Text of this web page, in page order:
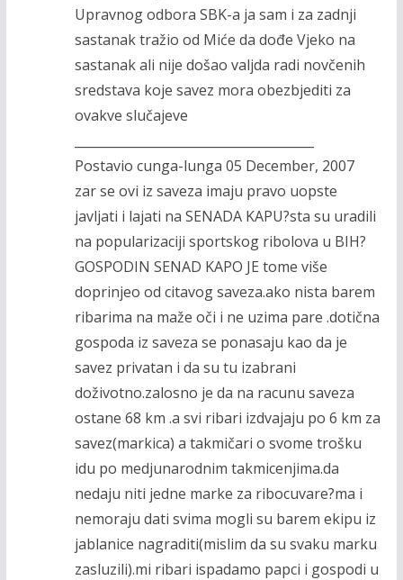
Upravnog odbora SBK-a ja sam i za zadnji
sastanak tražio od Miće da dođe Vjeko na
sastanak ali nije došao valjda radi novčenih
sredstava koje savez mora obezbjediti za
ovakve slučajeve
Postavio cunga-lunga 05 December, 2007
zar se ovi iz saveza imaju pravo uopste
javljati i lajati na SENADA KAPU?sta su uradili
na popularizaciji sportskog ribolova u BIH?
GOSPODIN SENAD KAPO JE tome više
doprinjeo od citavog saveza.ako nista barem
ribarima na maže oči i ne uzima pare .dotična
gospoda iz saveza se ponasaju kao da je
savez privatan i da su tu izabrani
doživotno.zalosno je da na racunu saveza
ostane 68 km .a svi ribari izdvajaju po 6 km za
savez(markica) a takmičari o svome trošku
idu po medjunarodnim takmicenjima.da
nedaju niti jedne marke za ribocuvare?ma i
nemoraju dati svima mogli su barem ekipu iz
jablanice nagraditi(mislim da su svaku marku
zasluzili).mi ribari ispadamo papci i gospodi u